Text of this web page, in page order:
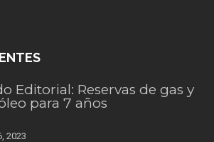
Editorial: Reservas de gas y
para 7 años
2023